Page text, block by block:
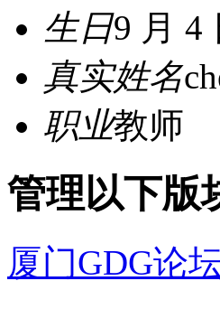
生日9 月 4
真实姓名
职业教师
管理以下版
厦门GDG论